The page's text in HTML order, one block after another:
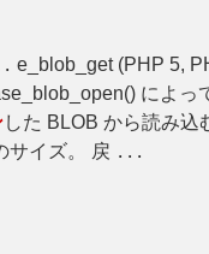
e_blob_get (PHP 5,
によっ
した BLOB から読み込
サイズ。 戻 ...